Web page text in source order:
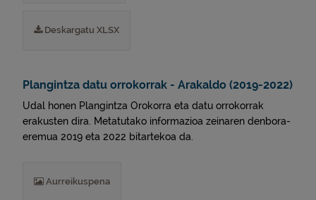
Deskargatu XLSX
Plangintza datu orrokorrak - Arakaldo (2019-2022)
Udal honen Plangintza Orokorra eta datu orrokorrak
erakusten dira. Metatutako informazioa zeinaren denbora-
eremua 2019 eta 2022 bitartekoa da.
Aurreikuspena